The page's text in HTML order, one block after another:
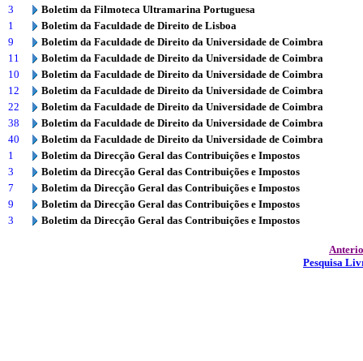
3
Boletim da Filmoteca Ultramarina Portuguesa
1
Boletim da Faculdade de Direito de Lisboa
9
Boletim da Faculdade de Direito da Universidade de Coimbra
11
Boletim da Faculdade de Direito da Universidade de Coimbra
10
Boletim da Faculdade de Direito da Universidade de Coimbra
12
Boletim da Faculdade de Direito da Universidade de Coimbra
22
Boletim da Faculdade de Direito da Universidade de Coimbra
38
Boletim da Faculdade de Direito da Universidade de Coimbra
40
Boletim da Faculdade de Direito da Universidade de Coimbra
1
Boletim da Direcção Geral das Contribuições e Impostos
3
Boletim da Direcção Geral das Contribuições e Impostos
7
Boletim da Direcção Geral das Contribuições e Impostos
9
Boletim da Direcção Geral das Contribuições e Impostos
3
Boletim da Direcção Geral das Contribuições e Impostos
Pesquisa